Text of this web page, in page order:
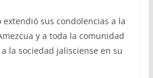
extendió sus condolencias a la
y a toda la comunidad
la sociedad jalisciense en su